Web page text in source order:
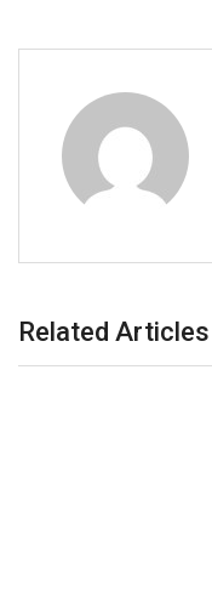
Related Articles